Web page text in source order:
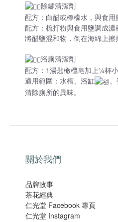
除鏽清潔劑
配方：白醋或檸檬水，與食
配方：梳打粉與食用鹽調成
將醋鹽混和物，倒在海綿上擦
浴廁清潔劑
配方：1湯匙橄欖皂加上¼杯
適用範圍：水槽、浴缸
清除廁所的異味。
關於我們
品牌故事
茶花經典
仁光堂 Facebook 專頁
仁光堂 Instagram